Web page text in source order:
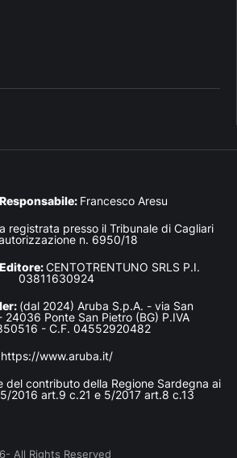
Francesco Aresu
registrata presso il Tribunale di Cagliari
n. 6950/18
CENTOTRENTUNO SRLS P.I.
03811630924
(dal 2024) Aruba S.p.A. - via San
Ponte San Pietro (BG) P.IVA
- C.F. 04552920482
https://www.aruba.it/
del contributo della Regione Sardegna ai
2016 art.9 c.21 e 5/2017 art.8 c.13
All Rights Reserved